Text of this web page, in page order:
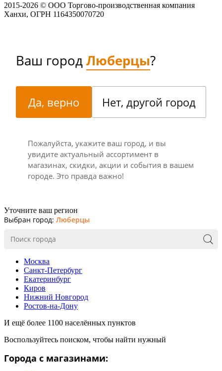
2015-2026 © ООО Торгово-производственная компания
Ханхи, ОГРН 1164350070720
Ваш городЛюберцы?
Да, верно Нет, другой город
Пожалуйста, укажите ваш город, и вы
увидите актуальный ассортимент в
магазинах, скидки, акции и события в вашем
городе. Это правда важно!
Уточните ваш регион
Выбран город: Люберцы
Москва
Санкт-Петербург
Екатеринбург
Киров
Нижний Новгород
Ростов-на-Дону
И ещё более 1100 населённых пунктов
Воспользуйтесь поиском, чтобы найти нужный
Города с магазинами: